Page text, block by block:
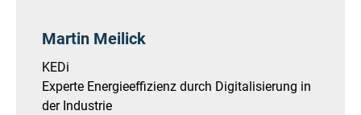
Martin Meilick
KEDi
Experte Energieeffizienz durch Digitalisierung in
der Industrie